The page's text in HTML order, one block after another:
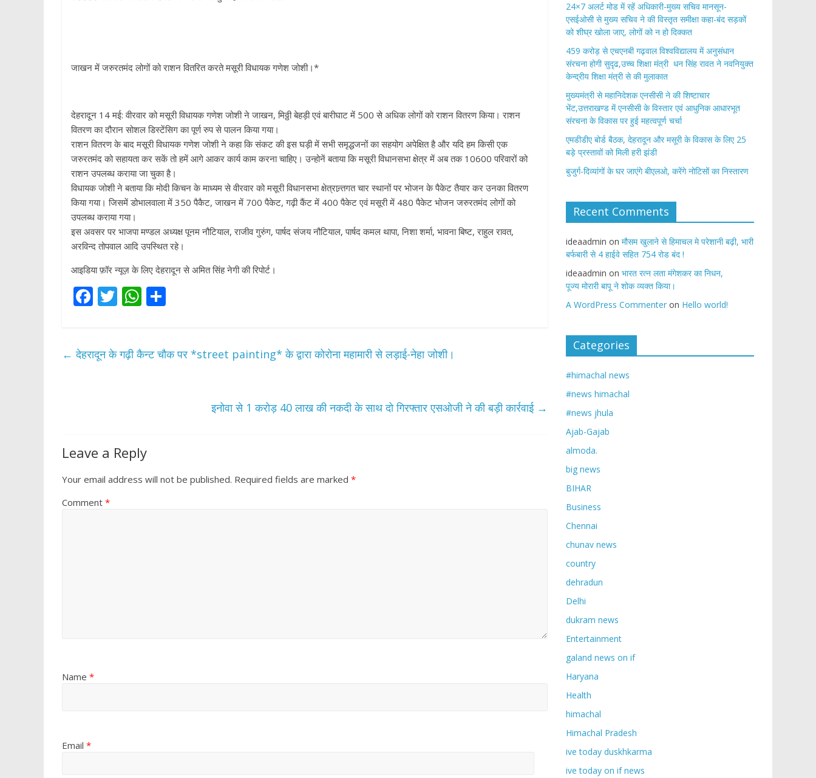
जाखन में जरुरतमंद लोगों को राशन वितरित करते मसूरी विधायक गणेश जोशी।*
देहरादून 14 मई: वीरवार को मसूरी विधायक गणेश जोशी ने जाखन, मिठ्ठी बेहड़ी एवं बारीघाट में 500 से अधिक लोगों को राशन वितरण किया। राशन
वितरण का दौरान सोशल डिस्टेंसिग का पूर्ण रुप से पालन किया गया।
राशन वितरण के बाद मसूरी विधायक गणेश जोशी ने कहा कि संकट की इस घड़ी में सभी समृद्धजनों का सहयोग अपेक्षित है और यदि हम किसी एक
जरुरतमंद को सहायता कर सकें तो हमें आगे आकर कार्य काम करना चाहिए। उन्होनें बताया कि मसूरी विधानसभा क्षेत्र में अब तक 10600 परिवारों को
राशन उपलब्ध कराया जा चुका है।
विधायक जोशी ने बताया कि मोदी किचन के माध्यम से वीरवार को मसूरी विधानसभा क्षेत्रान्र्तगत चार स्थानों पर भोजन के पैकेट तैयार कर उनका वितरण
किया गया। जिसमें डोभालवाला में 350 पैकैट, जाखन में 700 पैकेट, गढ़ी कैंट में 400 पैकेट एवं मसूरी में 480 पैकेट भोजन जरुरतमंद लोगों को
उपलब्ध कराया गया।
इस अवसर पर भाजपा मण्डल अध्यक्ष पूनम नौटियाल, राजीव गुरुंग, पार्षद संजय नौटियाल, पार्षद कमल थापा, निशा शर्मा, भावना बिष्ट, राहुल रावत,
अरविन्द तोपवाल आदि उपस्थित रहे।
आइडिया फ़ॉर न्यूज़ के लिए देहरादून से अमित सिंह नेगी की रिपोर्ट।
F
b
T
er
W
s e
← देहरादून के गढ़ी कैन्ट चौक पर *street painting* के द्वारा कोरोना महामारी से लड़ाई-नेहा जोशी।
इनोवा से 1 करोड़ 40 लाख की नकदी के साथ दो गिरफ्तार एसओजी ने की बड़ी कार्रवाई →
Leave a Reply
Your email address will not be published. Required fields are marked *
Comment *
Name *
Email *
24×7 अलर्ट मोड में रहें अधिकारी-मुख्य सचिव मानसून-
एसईओसी से मुख्य सचिव ने की विस्तृत समीक्षा कहा-बंद सड़कों
को शीघ्र खोला जाए, लोगों को न हो दिक्कत
459 करोड़ से एचएनबी गढ़वाल विश्वविद्यालय में अनुसंधान
संरचना होगी सुदृढ,उच्च शिक्षा मंत्री धन सिंह रावत ने नवनियुक्त
केन्द्रीय शिक्षा मंत्री से की मुलाकात
मुख्यमंत्री से महानिदेशक एनसीसी ने की शिष्टाचार
भेंट,उत्तराखण्ड में एनसीसी के विस्तार एवं आधुनिक आधारभूत
संरचना के विकास पर हुई महत्वपूर्ण चर्चा
एमडीडीए बोर्ड बैठक, देहरादून और मसूरी के विकास के लिए 25
बड़े प्रस्तावों को मिली हरी झंडी
बुजुर्ग-दिव्यांगों के घर जाएंगे बीएलओ, करेंगे नोटिसों का निस्तारण
Recent Comments
ideaadmin on मौसम खुलाने से हिमाचल मे परेशानी बढ़ी, भारी
बर्फबारी से 4 हाईवे सहित 754 रोड बंद !
ideaadmin on भारत रत्न लता मंगेशकर का निधन,
पूज्य मोरारी बापू ने शोक व्यक्त किया।
A WordPress Commenter on Hello world!
Categories
#himachal news
#news himachal
#news jhula
Ajab-Gajab
almoda.
big news
BIHAR
Business
Chennai
chunav news
country
dehradun
Delhi
dukram news
Entertainment
galand news on if
Haryana
Health
himachal
Himachal Pradesh
ive today duskhkarma
ive today on if news